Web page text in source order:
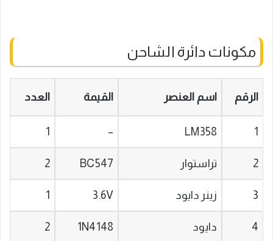
مكونات دائرة الشاحن
الرقم اسم العنصر القيمة العدد
1
LM358
–
1
2 تراستوار BC547
2
3 زينر دايود 3.6V
1
4 دايود 1N4148
2